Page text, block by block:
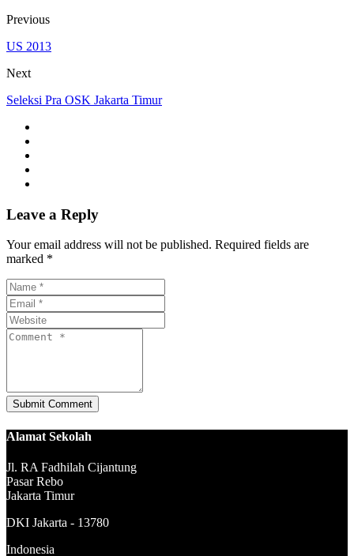
Previous
US 2013
Next
Seleksi Pra OSK Jakarta Timur
Leave a Reply
Your email address will not be published. Required fields are
marked *
Alamat Sekolah
Jl. RA Fadhilah Cijantung
Pasar Rebo
Jakarta Timur
DKI Jakarta - 13780
Indonesia